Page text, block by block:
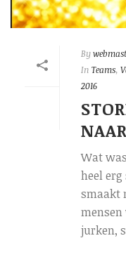
By
In Teams,
2016
Wat
heel erg
smaakt
mensen
jurken,